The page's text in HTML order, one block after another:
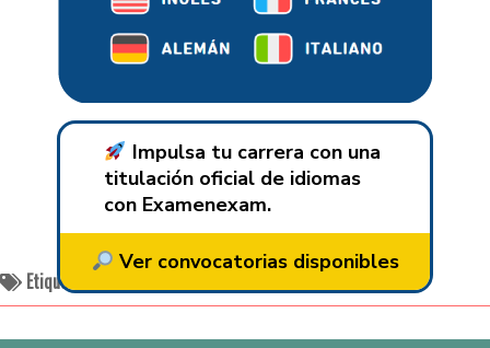
Impulsa tu carrera con una
titulación oficial de idiomas
con Examenexam.
Ver convocatorias disponibles
Etiquetado: